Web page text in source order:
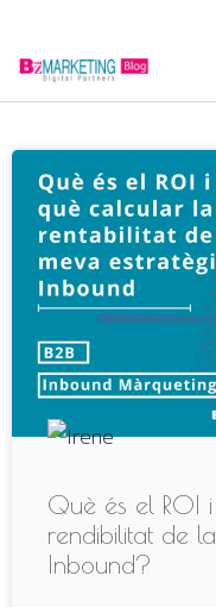
Què és el ROI
rendibilitat de
Inbound?